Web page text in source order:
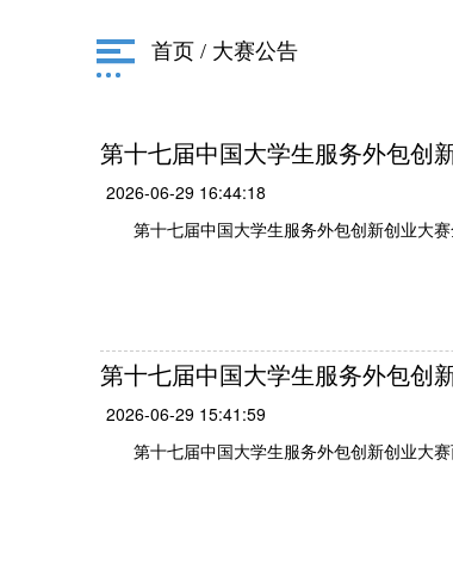
首页 / 大赛公告
第十七届中国大学生服务外包创
2026-06-29 16:44:18
第十七届中国大学生服务外包创新创业大
第十七届中国大学生服务外包创
2026-06-29 15:41:59
第十七届中国大学生服务外包创新创业大